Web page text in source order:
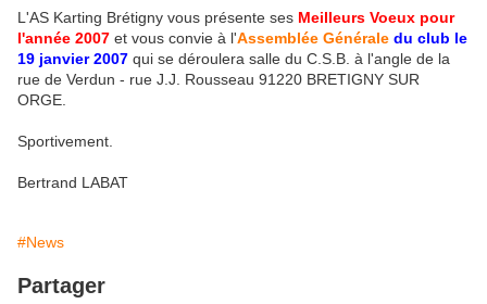
L'AS Karting Brétigny vous présente ses Meilleurs Voeux pour
l'année 2007 et vous convie à l'Assemblée Générale du club le
19 janvier 2007 qui se déroulera salle du C.S.B. à l'angle de la
rue de Verdun - rue J.J. Rousseau 91220 BRETIGNY SUR
ORGE.
Sportivement.
Bertrand LABAT
#News
Partager